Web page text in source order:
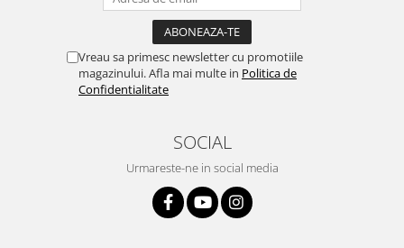
Vreau sa primesc newsletter cu promotiile
magazinului. Afla mai multe in Politica de
Confidentialitate
SOCIAL
Urmareste-ne in social media